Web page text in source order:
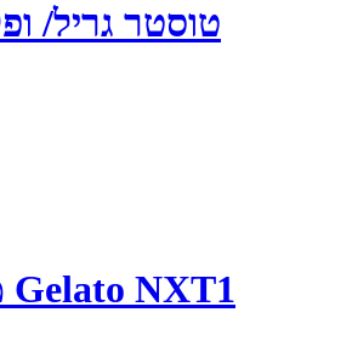
טוסטר גריל/ ופל
מכונת גלידה Gelato NXT1